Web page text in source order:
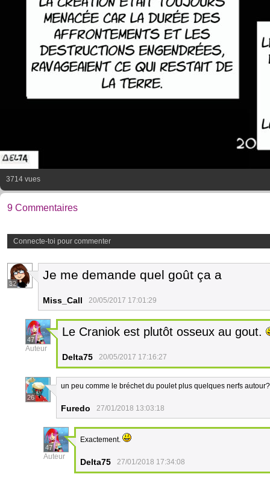
3714 vues
9 Commentaires
Connecte-toi pour commenter
32
Je me demande quel goût ça a
Miss_Call 20/05/2017 17:01:29
47
Auteur
Le Craniok est plutôt osseux au gout.
Delta75 20/05/2017 17:16:27
26
un peu comme le bréchet du poulet plus quelques nerfs autour?
Furedo 27/01/2018 13:03:18
47
Auteur
Exactement.
Delta75 27/01/2018 17:34:08